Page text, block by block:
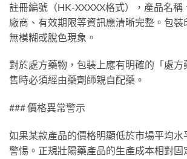
註冊編號（HK-XXXXX格式），產品名稱
廠商、有效期限等資訊應清晰完整。包裝
無模糊或脫色現象。
對於處方藥物，包裝上應有明確的「處方
售時必須經由藥劑師親自配藥。
### 價格異常警示
如果某款產品的價格明顯低於市場平均水
警惕。正規壯陽藥產品的生產成本相對固